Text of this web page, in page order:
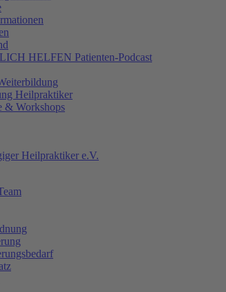
HELFEN Patienten-Podcast
Heilpraktiker
& Workshops